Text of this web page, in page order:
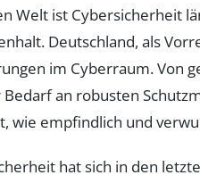
Welt ist Cybersicherheit
Deutschland, als
im Cyberraum. Von
Bedarf an robusten
wie empfindlich und
hat sich in den